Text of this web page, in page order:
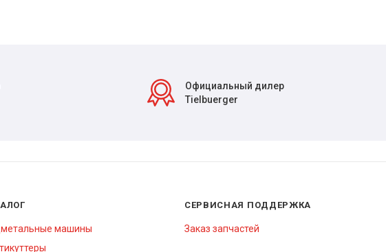
Официальный дилер
Tielbuerger
машины
СЕРВИСНАЯ ПОДДЕРЖКА
Заказ запчастей